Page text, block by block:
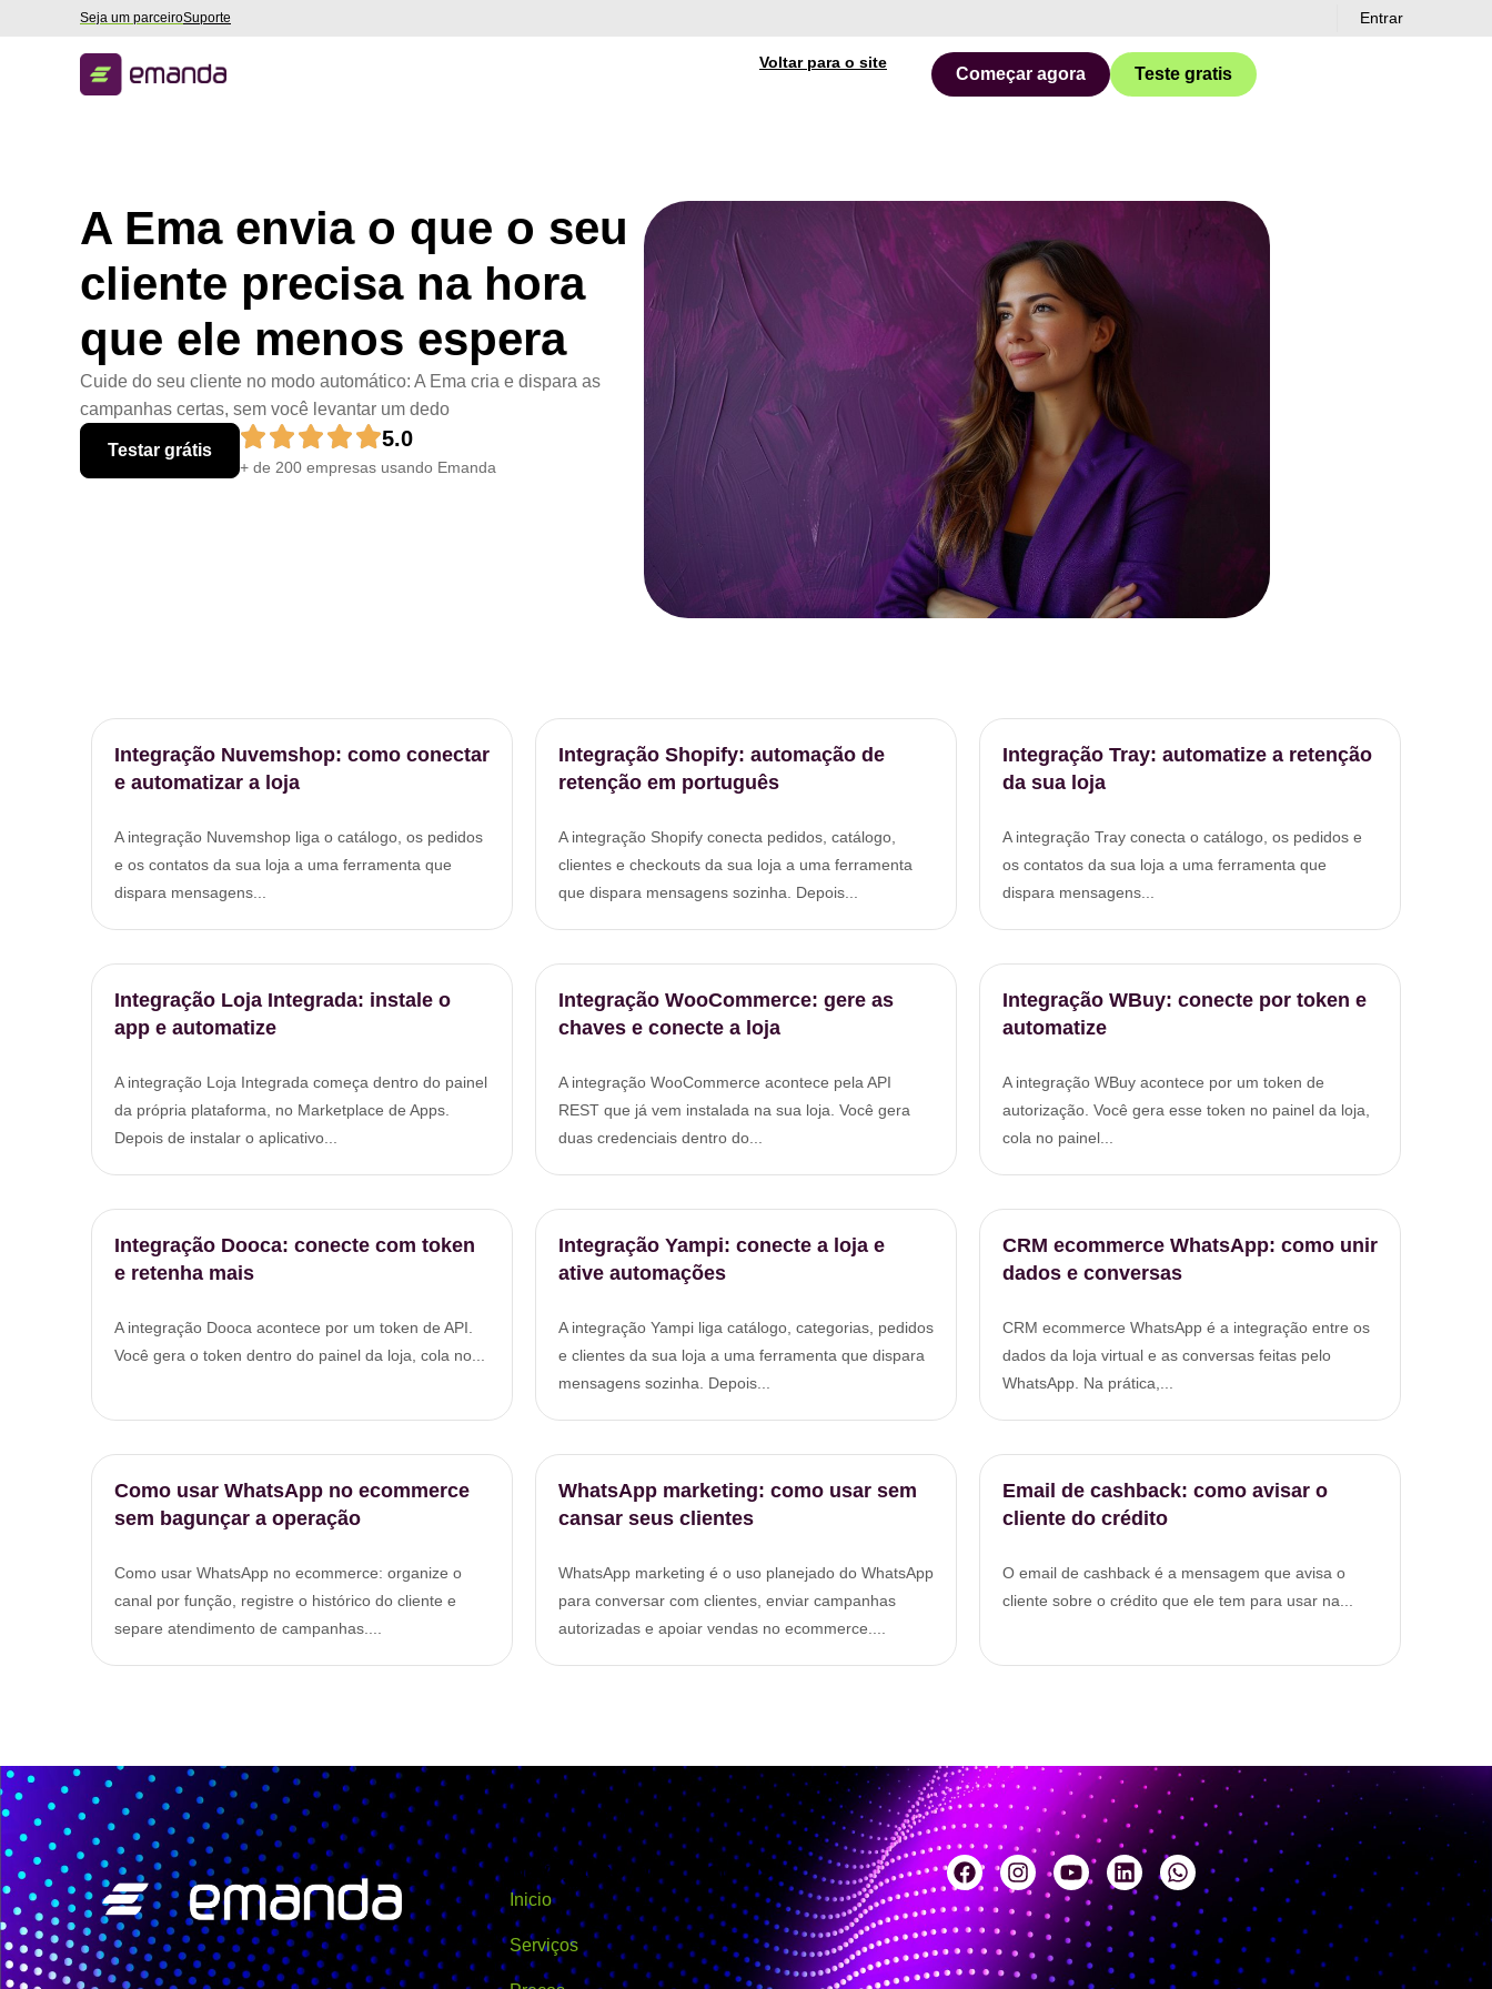
Seja um parceiroSuporte Entrar
Voltar para o site
Começar agora Teste gratis
A Ema envia o que o seu
cliente precisa na hora
que ele menos espera
Cuide do seu cliente no modo automático: A Ema cria e dispara as
campanhas certas, sem você levantar um dedo
Testar grátis 5.0
+ de 200 empresas usando Emanda
Integração Nuvemshop: como conectar
e automatizar a loja
A integração Nuvemshop liga o catálogo, os pedidos
e os contatos da sua loja a uma ferramenta que
dispara mensagens...
Integração Shopify: automação de
retenção em português
A integração Shopify conecta pedidos, catálogo,
clientes e checkouts da sua loja a uma ferramenta
que dispara mensagens sozinha. Depois...
Integração Tray: automatize a retenção
da sua loja
A integração Tray conecta o catálogo, os pedidos e
os contatos da sua loja a uma ferramenta que
dispara mensagens...
Integração Loja Integrada: instale o
app e automatize
A integração Loja Integrada começa dentro do painel
da própria plataforma, no Marketplace de Apps.
Depois de instalar o aplicativo...
Integração WooCommerce: gere as
chaves e conecte a loja
A integração WooCommerce acontece pela API
REST que já vem instalada na sua loja. Você gera
duas credenciais dentro do...
Integração WBuy: conecte por token e
automatize
A integração WBuy acontece por um token de
autorização. Você gera esse token no painel da loja,
cola no painel...
Integração Dooca: conecte com token
e retenha mais
A integração Dooca acontece por um token de API.
Você gera o token dentro do painel da loja, cola no...
Integração Yampi: conecte a loja e
ative automações
A integração Yampi liga catálogo, categorias, pedidos
e clientes da sua loja a uma ferramenta que dispara
mensagens sozinha. Depois...
CRM ecommerce WhatsApp: como unir
dados e conversas
CRM ecommerce WhatsApp é a integração entre os
dados da loja virtual e as conversas feitas pelo
WhatsApp. Na prática,...
Como usar WhatsApp no ecommerce
sem bagunçar a operação
Como usar WhatsApp no ecommerce: organize o
canal por função, registre o histórico do cliente e
separe atendimento de campanhas....
WhatsApp marketing: como usar sem
cansar seus clientes
WhatsApp marketing é o uso planejado do WhatsApp
para conversar com clientes, enviar campanhas
autorizadas e apoiar vendas no ecommerce....
Email de cashback: como avisar o
cliente do crédito
O email de cashback é a mensagem que avisa o
cliente sobre o crédito que ele tem para usar na...
Navegação
Inicio
Serviços
Informativos